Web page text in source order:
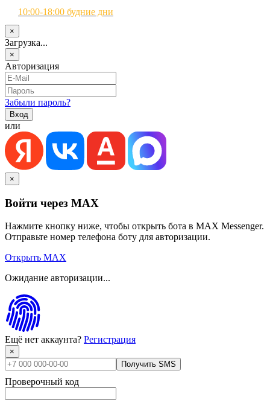
10:00-18:00 будние дни
×
Загрузка...
×
Авторизация
Забыли пароль?
или
×
Войти через MAX
Нажмите кнопку ниже, чтобы открыть бота в MAX Messenger.
Отправьте номер телефона боту для авторизации.
Открыть MAX
Ожидание авторизации...
Ещё нет аккаунта? Регистрация
×
Получить SMS
Проверочный код